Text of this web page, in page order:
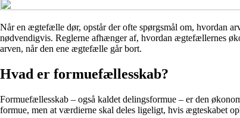
Når en ægtefælle dør, opstår der ofte spørgsmål om, hvordan
nødvendigvis. Reglerne afhænger af, hvordan ægtefællernes
arven, når den ene ægtefælle går bort.
Hvad er formuefællesskab?
Formuefællesskab – også kaldet delingsformue – er den
formue, men at værdierne skal deles ligeligt, hvis ægteskabet